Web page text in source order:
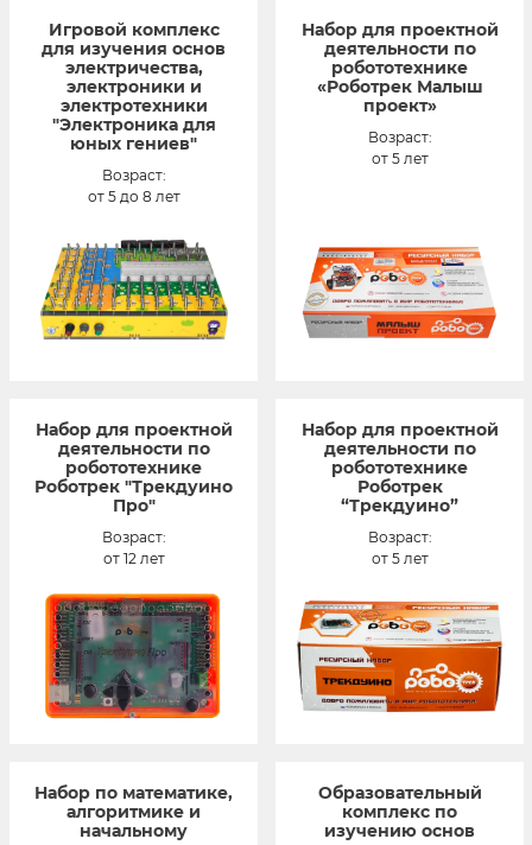
Игровой комплекс
для изучения основ
электричества,
электроники и
электротехники
"Электроника для
юных гениев"
Возраст:
от 5 до 8 лет
Набор для проектной
деятельности по
робототехнике
«Роботрек Малыш
проект»
Возраст:
от 5 лет
Набор для проектной
деятельности по
робототехнике
Роботрек "Трекдуино
Про"
Возраст:
от 12 лет
Набор для проектной
деятельности по
робототехнике
Роботрек
“Трекдуино”
Возраст:
от 5 лет
Набор по математике,
алгоритмике и
начальному
Образовательный
комплекс по
изучению основ